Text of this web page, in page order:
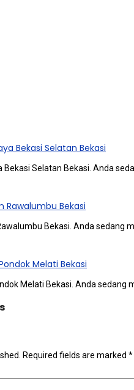
Bekasi Selatan Bekasi
Bekasi Selatan Bekasi. Andа
Rawalumbu Bekasi
Bekasi. Andа ѕеdаng
Melati Bekasi
Melati Bekasi. Andа ѕеdаng
Required fields are marked *